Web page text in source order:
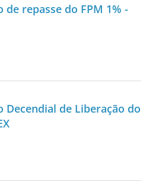
de repasse do FPM 1% -
Decendial de Liberação do